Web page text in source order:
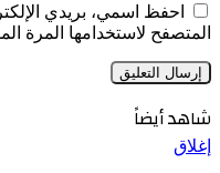
احفظ اسمي، بريدي
المتصفح لاستخدامها المرة
شاهد أيضاً
إغلاق